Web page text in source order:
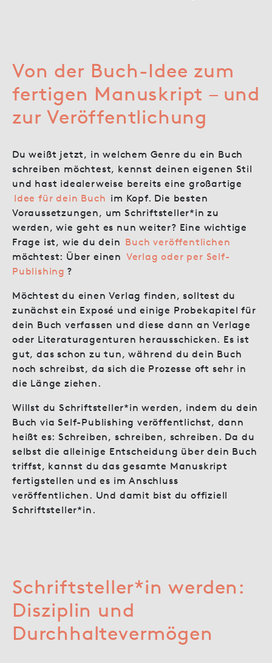
Von der Buch-Idee zum
fertigen Manuskript – und
zur Veröffentlichung
Du weißt jetzt, in welchem Genre du ein Buch
schreiben möchtest, kennst deinen eigenen Stil
und hast idealerweise bereits eine großartige
Idee für dein Buch im Kopf. Die besten
Voraussetzungen, um Schriftsteller*in zu
werden, wie geht es nun weiter? Eine wichtige
Frage ist, wie du dein Buch veröffentlichen
möchtest: Über einen Verlag oder per Self-
Publishing ?
Möchtest du einen Verlag finden, solltest du
zunächst ein Exposé und einige Probekapitel für
dein Buch verfassen und diese dann an Verlage
oder Literaturagenturen herausschicken. Es ist
gut, das schon zu tun, während du dein Buch
noch schreibst, da sich die Prozesse oft sehr in
die Länge ziehen.
Willst du Schriftsteller*in werden, indem du dein
Buch via Self-Publishing veröffentlichst, dann
heißt es: Schreiben, schreiben, schreiben. Da du
selbst die alleinige Entscheidung über dein Buch
triffst, kannst du das gesamte Manuskript
fertigstellen und es im Anschluss
veröffentlichen. Und damit bist du offiziell
Schriftsteller*in.
Schriftsteller*in werden:
Disziplin und
Durchhaltevermögen